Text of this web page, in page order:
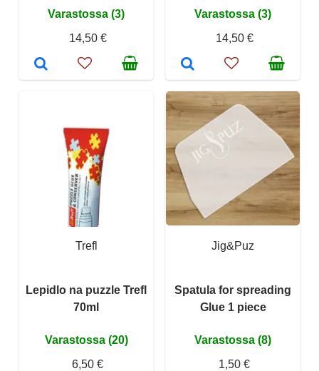
Varastossa (3)
14,50 €
Varastossa (3)
14,50 €
Trefl
Lepidlo na puzzle Trefl
70ml
Varastossa (20)
6,50 €
Jig&Puz
Spatula for spreading
Glue 1 piece
Varastossa (8)
1,50 €